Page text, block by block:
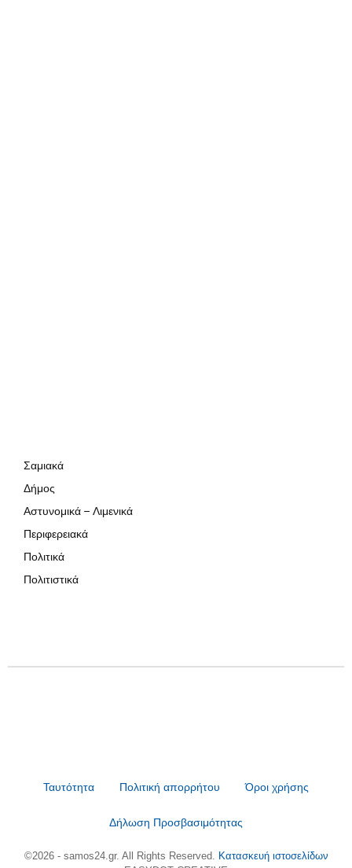
Σαμιακά
Δήμος
Αστυνομικά – Λιμενικά
Περιφερειακά
Πολιτικά
Πολιτιστικά
Ταυτότητα Πολιτική απορρήτου Όροι χρήσης
Δήλωση Προσβασιμότητας
©2026 - samos24.gr. All Rights Reserved. Κατασκευή ιστοσελίδων